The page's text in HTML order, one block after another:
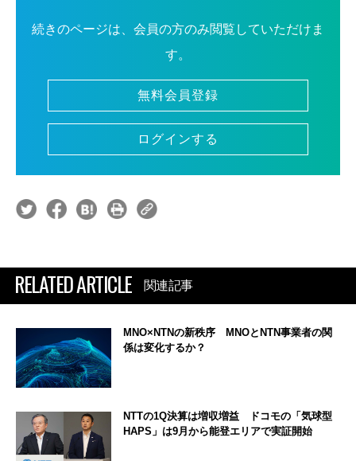
続きのページは、会員の方のみ閲覧していただけま
す。
無料会員登録
ログインする
RELATED ARTICLE 関連記事
MNO×NTNの新秩序 MNOとNTN事業者の関
係は変化するか？
NTTの1Q決算は増収増益 ドコモの「気球型
HAPS」は9月から能登エリアで実証開始